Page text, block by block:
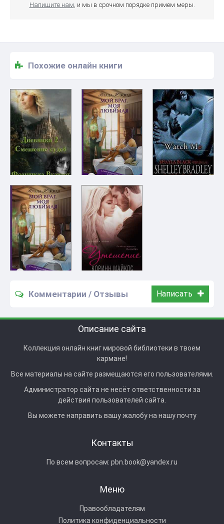
Напишите нам, и мы в срочном порядке примем меры.
Похожие онлайн книги
Комментарии / Отзывы Написать
Описание сайта
Коллекция онлайн книг мировой библиотеки в твоем
кармане!
Все материалы на сайте размещаются его пользователями.
Администратор сайта не несёт ответственности за
действия пользователей сайта.
Вы можете направить вашу жалобу на нашу почту
Контакты
По всем вопросам: pbn.book@yandex.ru
Меню
Правообладателям
Политика конфиденциальности